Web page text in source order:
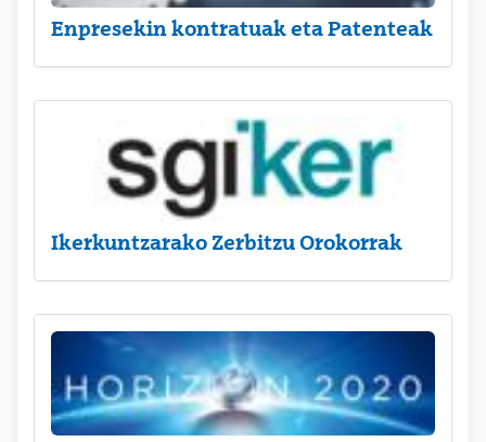
Enpresekin kontratuak eta Patenteak
Ikerkuntzarako Zerbitzu Orokorrak